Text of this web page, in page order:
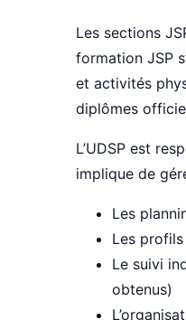
Les sections
formation JSP
et activités
diplômes
L’UDSP est
implique de
Les
Les
Le suivi
obtenus)